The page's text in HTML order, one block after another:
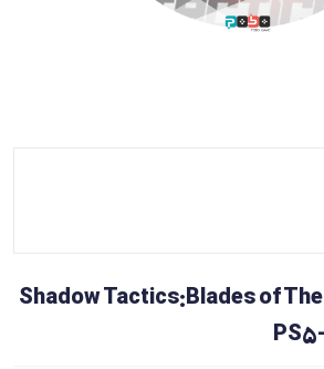
اکانت قانونی بازی Shadow Tactics:Blades of The